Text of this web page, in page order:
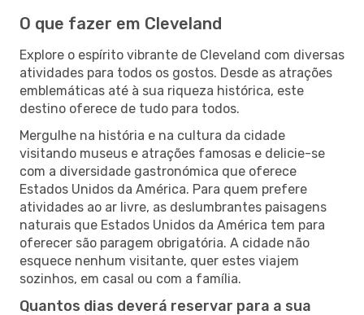
O que fazer em Cleveland
Explore o espírito vibrante de Cleveland com diversas
atividades para todos os gostos. Desde as atrações
emblemáticas até à sua riqueza histórica, este
destino oferece de tudo para todos.
Mergulhe na história e na cultura da cidade
visitando museus e atrações famosas e delicie-se
com a diversidade gastronómica que oferece
Estados Unidos da América. Para quem prefere
atividades ao ar livre, as deslumbrantes paisagens
naturais que Estados Unidos da América tem para
oferecer são paragem obrigatória. A cidade não
esquece nenhum visitante, quer estes viajem
sozinhos, em casal ou com a família.
Quantos dias deverá reservar para a sua